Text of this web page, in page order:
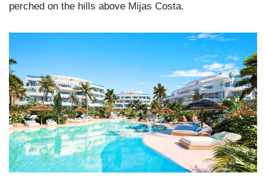
perched on the hills above Mijas Costa.